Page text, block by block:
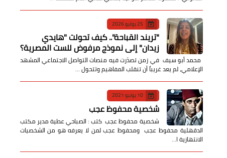
25 يوليو 2026
​"تريند القباحة".. كيف تحولت "هايدي
زيدان" إلى نموذج مرفوض للست المصرية؟
​ محمد أبو سيف ​في زمن تصدّرت فيه منصات التواصل الاجتماعي المشهد
الإعلامي، لم يعد غريباً أن تنقلب المفاهيم وتتحول …
10 يونيو 2021
شخصية محفوظ عجب
شخصية محفوظ عجب كتب : الصباحي عطية مدير مكتب
الدقهلية محفوظ عجب ومحفوظ عجب لمن لا يعرفه هو من الشخصيات
الانتهازية ا…